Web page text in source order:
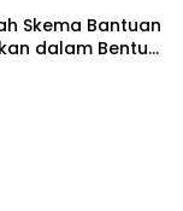
Skema Bantuan
dalam Bentuk